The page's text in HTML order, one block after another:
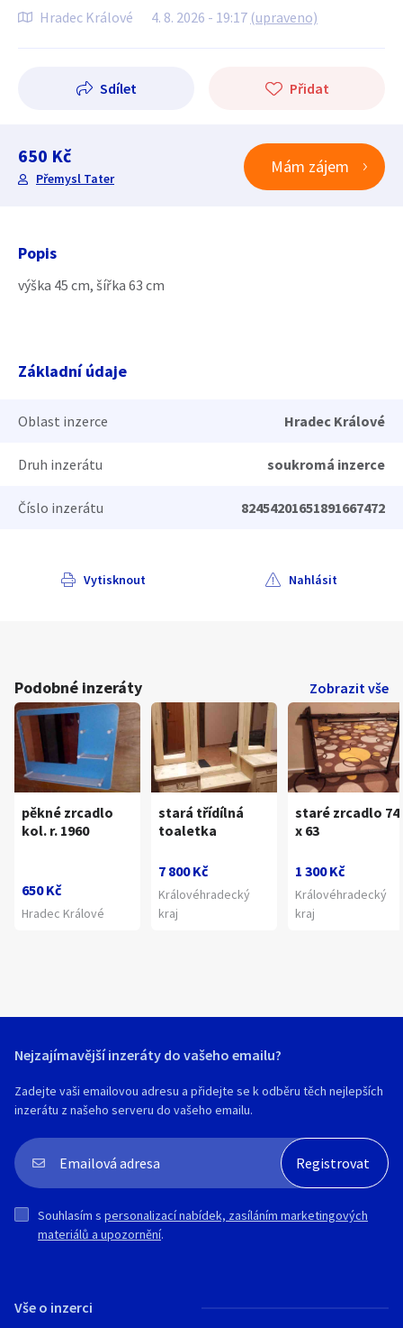
Hradec Králové 4. 8. 2026 - 19:17 (upraveno)
Sdílet Přidat
650 Kč
Přemysl Tater
Mám zájem
Popis
výška 45 cm, šířka 63 cm
Základní údaje
Oblast inzerce Hradec Králové
Druh inzerátu soukromá inzerce
Číslo inzerátu 82454201651891667472
Vytisknout Nahlásit
Podobné inzeráty Zobrazit vše
pěkné zrcadlo
kol. r. 1960
650 Kč
Hradec Králové
stará třídílná
toaletka
7 800 Kč
Královéhradecký
kraj
staré zrcadlo 74
x 63
1 300 Kč
Královéhradecký
kraj
Vše o inzerci
Nejzajímavější inzeráty do vašeho emailu?
Zadejte vaši emailovou adresu a přidejte se k odběru těch nejlepších
inzerátu z našeho serveru do vašeho emailu.
Souhlasím s personalizací nabídek, zasíláním marketingových
materiálů a upozornění.